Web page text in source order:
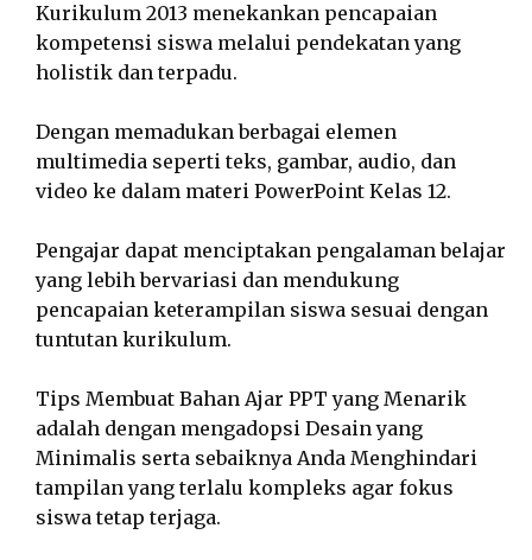
Kurikulum 2013 menekankan pencapaian
kompetensi siswa melalui pendekatan yang
holistik dan terpadu.
Dengan memadukan berbagai elemen
multimedia seperti teks, gambar, audio, dan
video ke dalam materi PowerPoint Kelas 12.
Pengajar dapat menciptakan pengalaman belajar
yang lebih bervariasi dan mendukung
pencapaian keterampilan siswa sesuai dengan
tuntutan kurikulum.
Tips Membuat Bahan Ajar PPT yang Menarik
adalah dengan mengadopsi Desain yang
Minimalis serta sebaiknya Anda Menghindari
tampilan yang terlalu kompleks agar fokus
siswa tetap terjaga.